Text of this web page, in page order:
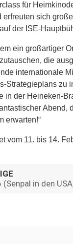
für
erfreuten sich
der ISE-
ein großartiger
die
internationale
Strategieplans zu
in der Heineken-
erwarten!“
vom 11. bis 14.
(Senpal in den